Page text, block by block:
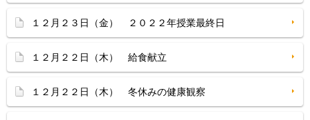
１２月２３日（金） ２０２２年授業最終日
１２月２２日（木） 給食献立
１２月２２日（木） 冬休みの健康観察